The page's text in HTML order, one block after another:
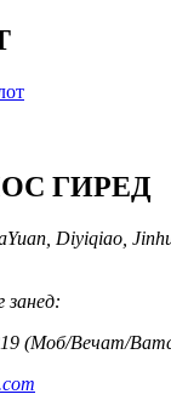
ГИРЕД
Diyiqiao,
занед:
(Моб/Вечат/